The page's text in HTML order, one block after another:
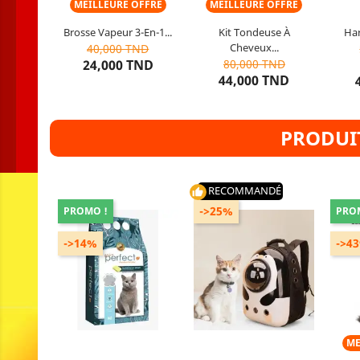
MEILLEURE OFFRE
Brosse Vapeur 3-En-1...
40,000 TND
24,000 TND
10articles restants
MEILLEURE OFFRE
Kit Tondeuse À
Cheveux...
80,000 TND
44,000 TND
Rupture de stock
PROMO !
->14%
Propriété : 100 % Naturelle
Gamme de produits : Litière
Capacité : 05 et 10 Litres
thumb_up RECOMMANDÉ
->25%
Gamme de produits : Sac de
Transport chat
Utilisable : chats
-